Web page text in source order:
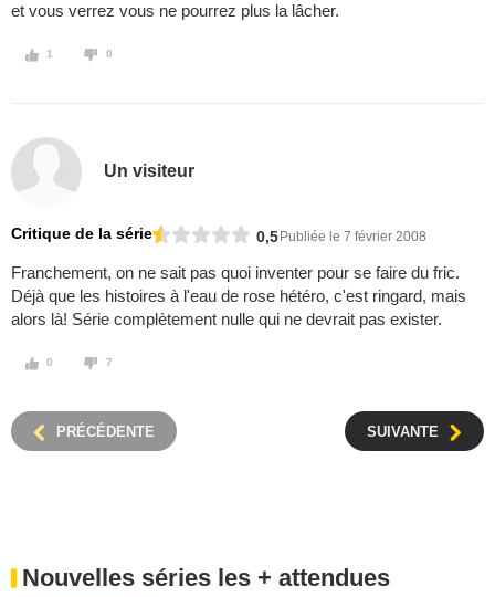
et vous verrez vous ne pourrez plus la lâcher.
1 0
Un visiteur
Critique de la série 0,5 Publiée le 7 février 2008
Franchement, on ne sait pas quoi inventer pour se faire du fric.
Déjà que les histoires à l'eau de rose hétéro, c'est ringard, mais
alors là! Série complètement nulle qui ne devrait pas exister.
0 7
PRÉCÉDENTE SUIVANTE
Nouvelles séries les + attendues